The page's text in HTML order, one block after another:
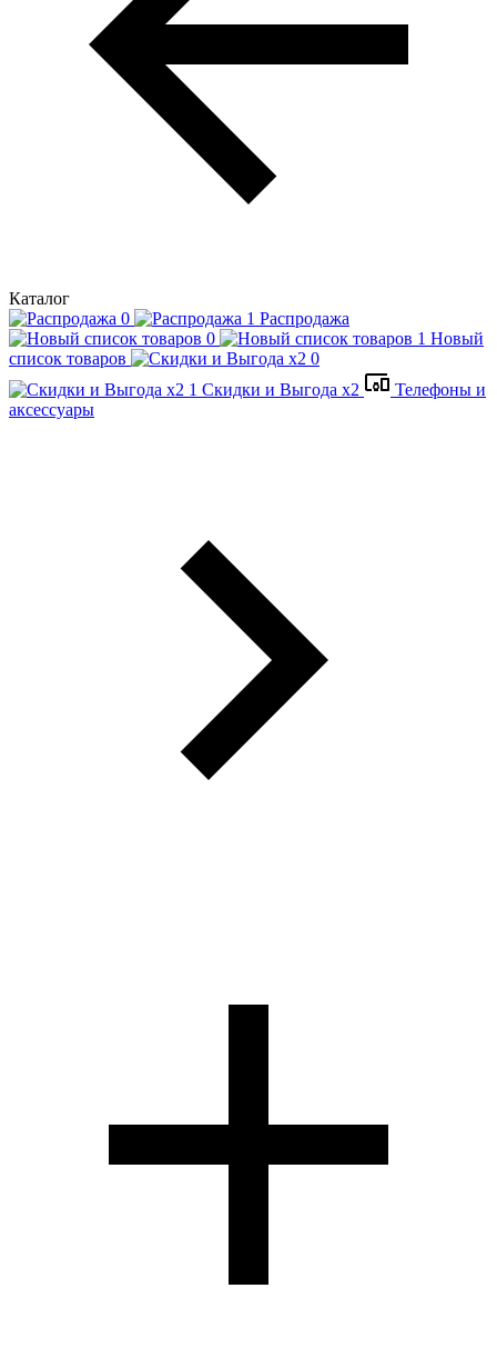
Каталог
Распродажа
Новый
список товаров
Скидки и Выгода x2
Телефоны и
аксессуары